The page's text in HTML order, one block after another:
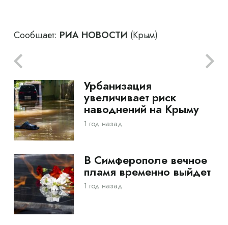
Сообщает: РИА НОВОСТИ (Крым)
Урбанизация
увеличивает риск
наводнений на Крыму
1 год назад
В Симферополе вечное
пламя временно выйдет
1 год назад